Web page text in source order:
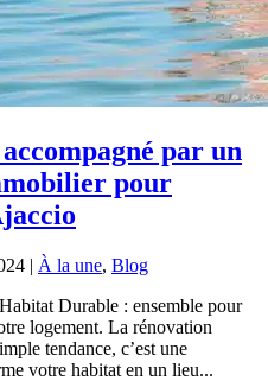
par un
pour
| À la une, Blog
Durable : ensemble pour
logement. La rénovation
tendance, c’est une
votre habitat en un lieu...